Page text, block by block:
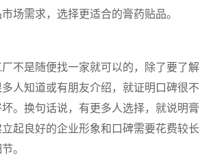
场需求，选择更适合的膏药贴品。
不是随便找一家就可以的，除了要了解
人知道或有朋友介绍，就证明口碑很不
。换句话说，有更多人选择，就说明膏
起良好的企业形象和口碑需要花费较长
。